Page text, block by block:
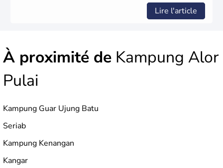
Lire l'article
À proximité de Kampung Alor
Pulai
Kampung Guar Ujung Batu
Seriab
Kampung Kenangan
Kangar